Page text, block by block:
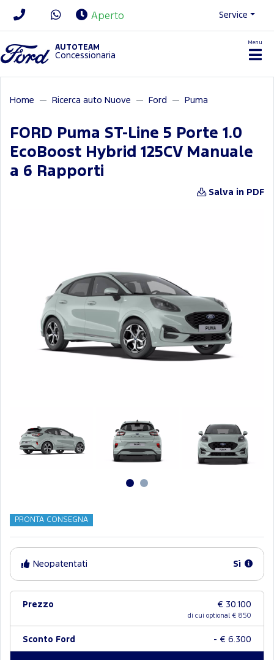
Aperto Service
AUTOTEAM
Concessionaria
Menu
Home Ricerca auto Nuove Ford Puma
FORD Puma ST-Line 5 Porte 1.0
EcoBoost Hybrid 125CV Manuale
a 6 Rapporti
Salva in PDF
PRONTA CONSEGNA
Neopatentati Sì
Prezzo € 30.100
di cui optional € 850
Sconto Ford - € 6.300